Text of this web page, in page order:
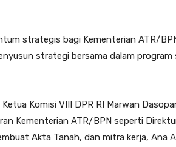
strategis bagi Kementerian ATR/
strategi bersama dalam
Komisi VIII DPR RI Marwan
Kementerian ATR/BPN seperti
Akta Tanah, dan mitra kerja, Ana